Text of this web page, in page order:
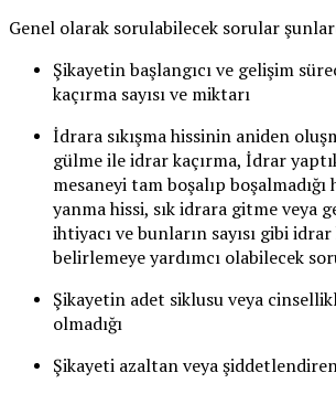
Genel olarak sorulabilecek sorular
Şikayetin başlangıcı ve gelişim
kaçırma sayısı ve miktarı
İdrara sıkışma hissinin aniden
gülme ile idrar kaçırma, İdrar
mesaneyi tam boşalıp
yanma hissi, sık idrara gitme veya
ihtiyacı ve bunların sayısı gibi
belirlemeye yardımcı olabilecek
Şikayetin adet siklusu veya
olmadığı
Şikayeti azaltan veya